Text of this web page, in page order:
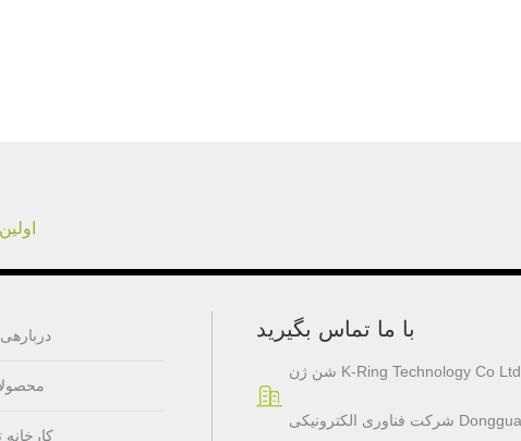
کارخانه
با ما تماس بگیرید
شن ژن K-Ring Technology Co Ltd